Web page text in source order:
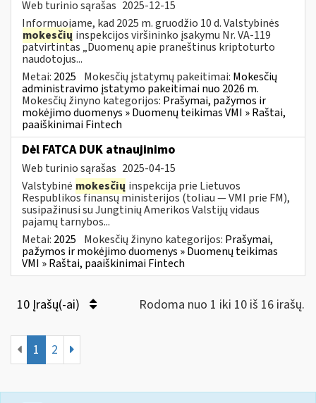
Web turinio sąrašas 2025-12-15
Informuojame, kad 2025 m. gruodžio 10 d. Valstybinės
mokesčių inspekcijos viršininko įsakymu Nr. VA-119
patvirtintas „Duomenų apie praneštinus kriptoturto
naudotojus...
Metai: 2025 Mokesčių įstatymų pakeitimai: Mokesčių
administravimo įstatymo pakeitimai nuo 2026 m.
Mokesčių žinyno kategorijos: Prašymai, pažymos ir
mokėjimo duomenys » Duomenų teikimas VMI » Raštai,
paaiškinimai Fintech
Dėl FATCA DUK atnaujinimo
Web turinio sąrašas 2025-04-15
Valstybinė mokesčių inspekcija prie Lietuvos
Respublikos finansų ministerijos (toliau — VMI prie FM),
susipažinusi su Jungtinių Amerikos Valstijų vidaus
pajamų tarnybos...
Metai: 2025 Mokesčių žinyno kategorijos: Prašymai,
pažymos ir mokėjimo duomenys » Duomenų teikimas
VMI » Raštai, paaiškinimai Fintech
10 Įrašų(-ai) Rodoma nuo 1 iki 10 iš 16 irašų.
1 2